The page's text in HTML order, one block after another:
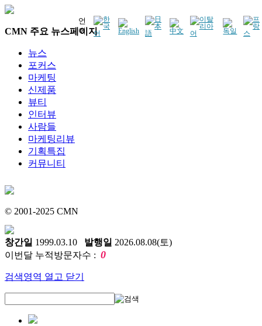
언
어
CMN 주요 뉴스페이지
뉴스
포커스
마케팅
신제품
뷰티
인터뷰
사람들
마케팅리뷰
기획특집
커뮤니티
© 2001-2025 CMN
창간일 1999.03.10 발행일 2026.08.08(토)
이번달 누적방문자수 : 0
검색영역 열고 닫기